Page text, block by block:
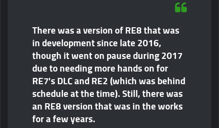
There was a version of RE8 that was
in development since late 2016,
though it went on pause during 2017
due to needing more hands on for
RE7's DLC and RE2 (which was behind
schedule at the time). Still, there was
an RE8 version that was in the works
for a few years.